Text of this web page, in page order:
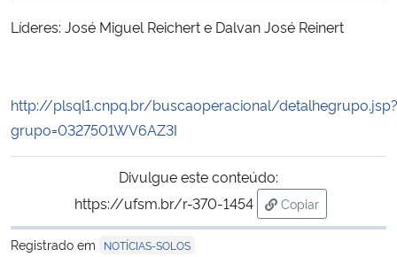
Ministério de Minas e Energia
Ministério do Meio Ambiente
Ministério do Desenvolvimento Regional
Líderes: José Miguel Reichert e Dalvan José Reinert
http://plsql1.cnpq.br/buscaoperacional/detalhegrupo.jsp?
grupo=0327501WV6AZ3I
Divulgue este conteúdo:
https://ufsm.br/r-370-1454
Copiar
para área de
Registrado em
NOTÍCIAS-SOLOS